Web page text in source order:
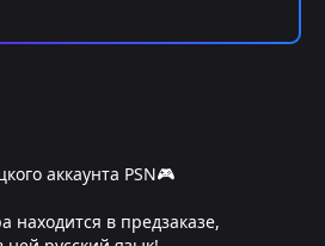
аккаунта PSN🎮
в предзаказе,